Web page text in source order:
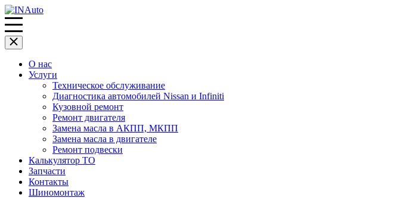
О нас
Услуги
Техническое обслуживание
Диагностика автомобилей Nissan и Infiniti
Кузовной ремонт
Ремонт двигателя
Замена масла в АКПП, МКПП
Замена масла в двигателе
Ремонт подвески
Калькулятор ТО
Запчасти
Контакты
Шиномонтаж